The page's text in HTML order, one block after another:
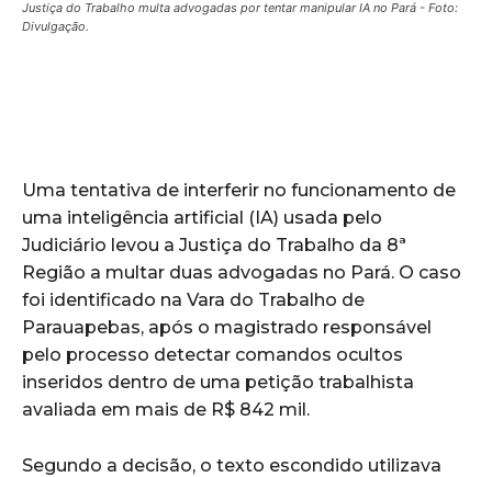
Justiça do Trabalho multa advogadas por tentar manipular IA no Pará - Foto:
Divulgação.
Uma tentativa de interferir no funcionamento de
uma inteligência artificial (IA) usada pelo
Judiciário levou a Justiça do Trabalho da 8ª
Região a multar duas advogadas no Pará. O caso
foi identificado na Vara do Trabalho de
Parauapebas, após o magistrado responsável
pelo processo detectar comandos ocultos
inseridos dentro de uma petição trabalhista
avaliada em mais de R$ 842 mil.
Segundo a decisão, o texto escondido utilizava